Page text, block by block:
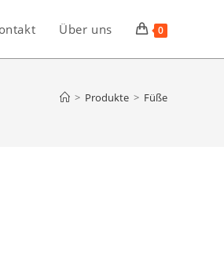
Über uns 0
> Produkte > Füße